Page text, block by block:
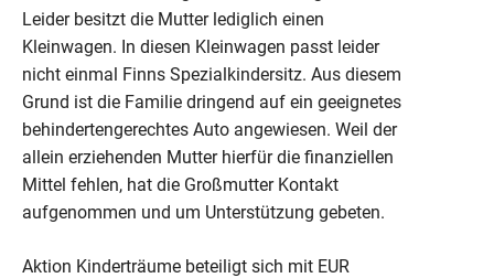
Leider besitzt die Mutter lediglich einen
Kleinwagen. In diesen Kleinwagen passt leider
nicht einmal Finns Spezialkindersitz. Aus diesem
Grund ist die Familie dringend auf ein geeignetes
behindertengerechtes Auto angewiesen. Weil der
allein erziehenden Mutter hierfür die finanziellen
Mittel fehlen, hat die Großmutter Kontakt
aufgenommen und um Unterstützung gebeten.
Aktion Kinderträume beteiligt sich mit EUR